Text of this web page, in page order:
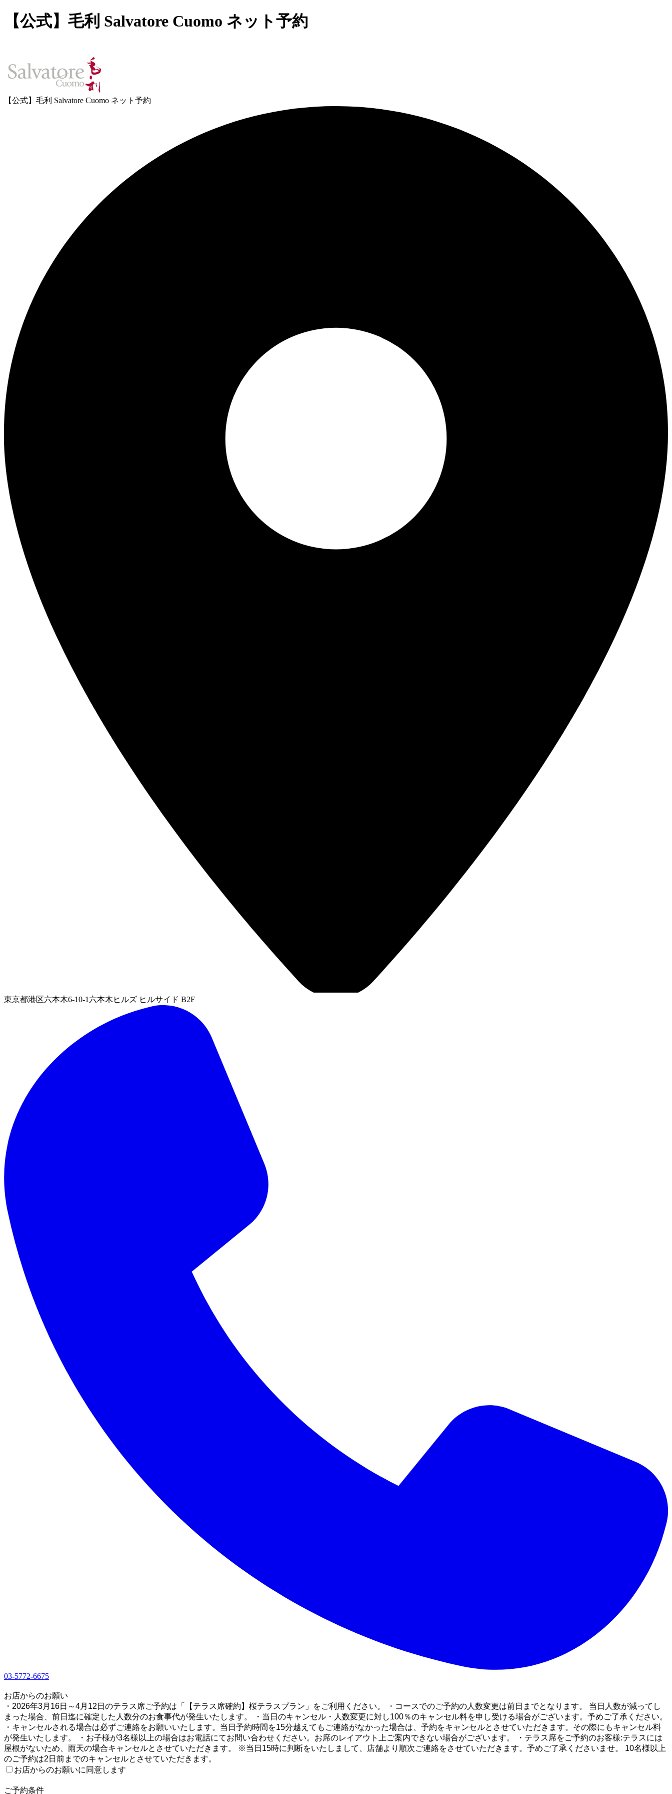
【公式】毛利 Salvatore Cuomo ネット予約
【公式】毛利 Salvatore Cuomo ネット予約
東京都港区六本木6-10-1六本木ヒルズ ヒルサイド B2F
03-5772-6675
お店からのお願い
・2026年3月16日～4月12日のテラス席ご予約は「【テラス席確約】桜テラスプラン」をご利用ください。 ・コースでのご予約の人数変更は前日までとなります。 当日人数が減ってし
まった場合、前日迄に確定した人数分のお食事代が発生いたします。 ・当日のキャンセル・人数変更に対し100％のキャンセル料を申し受ける場合がございます。予めご了承ください。
・キャンセルされる場合は必ずご連絡をお願いいたします。当日予約時間を15分越えてもご連絡がなかった場合は、予約をキャンセルとさせていただきます。その際にもキャンセル料
が発生いたします。 ・お子様が3名様以上の場合はお電話にてお問い合わせください。お席のレイアウト上ご案内できない場合がございます。 ・テラス席をご予約のお客様:テラスには
屋根がないため、雨天の場合キャンセルとさせていただきます。 ※当日15時に判断をいたしまして、店舗より順次ご連絡をさせていただきます。予めご了承くださいませ。 10名様以上
のご予約は2日前までのキャンセルとさせていただきます。
お店からのお願いに同意します
ご予約条件